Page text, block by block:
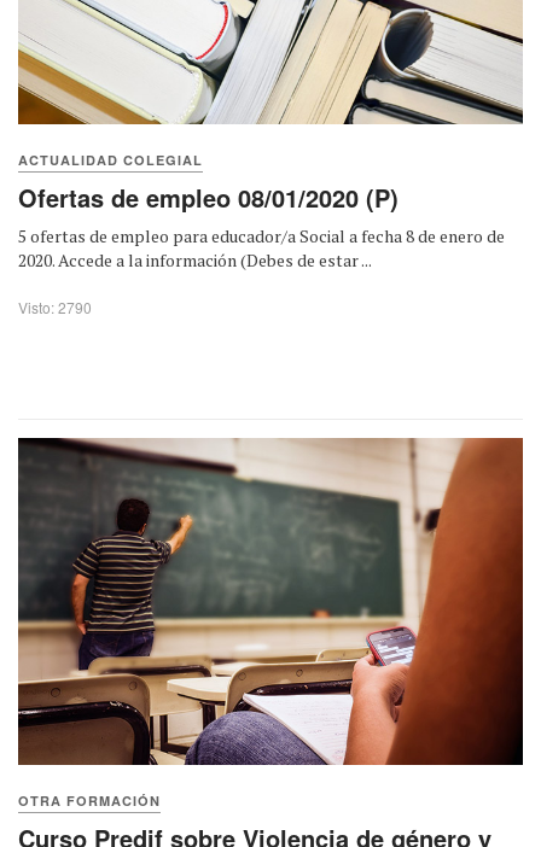
ACTUALIDAD COLEGIAL
Ofertas de empleo 08/01/2020 (P)
5 ofertas de empleo para educador/a Social a fecha 8 de enero de
2020. Accede a la información (Debes de estar ...
Visto: 2790
OTRA FORMACIÓN
Curso Predif sobre Violencia de género y